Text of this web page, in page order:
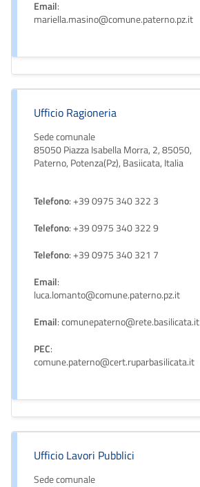
Email:
mariella.masino@comune.paterno.pz.it
Ufficio Ragioneria
Sede comunale
85050 Piazza Isabella Morra, 2, 85050,
Paterno, Potenza(Pz), Basiicata, Italia
Telefono: +39 0975 340 322 3
Telefono: +39 0975 340 322 9
Telefono: +39 0975 340 321 7
Email:
luca.lomanto@comune.paterno.pz.it
Email: comunepaterno@rete.basilicata.it
PEC:
comune.paterno@cert.ruparbasilicata.it
Ufficio Lavori Pubblici
Sede comunale